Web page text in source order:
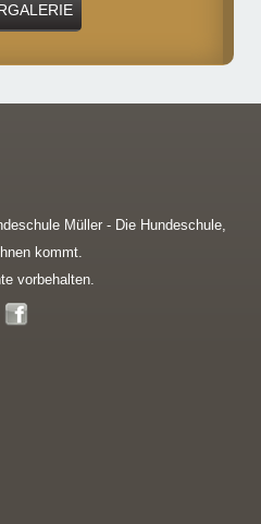
Müller - Die Hundeschule,
kommt.
vorbehalten.